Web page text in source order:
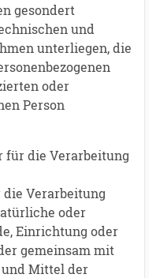
gesondert
und
unterliegen, die
oder
Person
die Verarbeitung
Verarbeitung
oder
Einrichtung oder
gemeinsam mit
Mittel der